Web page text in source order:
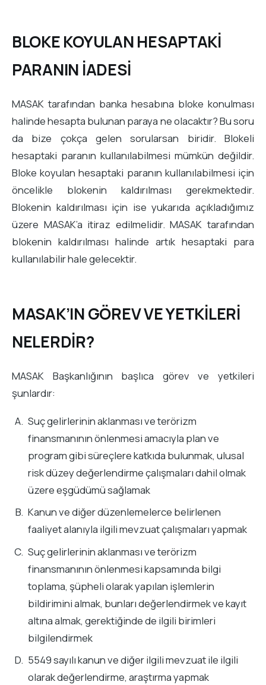
BLOKE KOYULAN HESAPTAKİ
PARANIN İADESİ
MASAK tarafından banka hesabına bloke konulması
halinde hesapta bulunan paraya ne olacaktır? Bu soru
da bize çokça gelen sorularsan biridir. Blokeli
hesaptaki paranın kullanılabilmesi mümkün değildir.
Bloke koyulan hesaptaki paranın kullanılabilmesi için
öncelikle blokenin kaldırılması gerekmektedir.
Blokenin kaldırılması için ise yukarıda açıkladığımız
üzere MASAK’a itiraz edilmelidir. MASAK tarafından
blokenin kaldırılması halinde artık hesaptaki para
kullanılabilir hale gelecektir.
MASAK’IN GÖREV VE YETKİLERİ
NELERDİR?
MASAK Başkanlığının başlıca görev ve yetkileri
şunlardır:
Suç gelirlerinin aklanması ve terörizm
finansmanının önlenmesi amacıyla plan ve
program gibi süreçlere katkıda bulunmak, ulusal
risk düzey değerlendirme çalışmaları dahil olmak
üzere eşgüdümü sağlamak
Kanun ve diğer düzenlemelerce belirlenen
faaliyet alanıyla ilgili mevzuat çalışmaları yapmak
Suç gelirlerinin aklanması ve terörizm
finansmanının önlenmesi kapsamında bilgi
toplama, şüpheli olarak yapılan işlemlerin
bildirimini almak, bunları değerlendirmek ve kayıt
altına almak, gerektiğinde de ilgili birimleri
bilgilendirmek
5549 sayılı kanun ve diğer ilgili mevzuat ile ilgili
olarak değerlendirme, araştırma yapmak